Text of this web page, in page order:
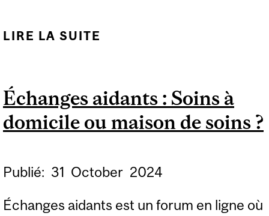
LIRE LA SUITE
Échanges aidants : Soins à
domicile ou maison de soins ?
Publié: 31 October 2024
Échanges aidants est un forum en ligne où